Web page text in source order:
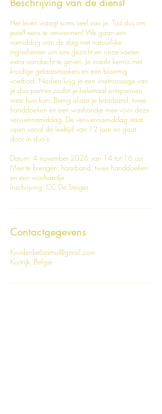
Het leven vraagt soms veel van je. Tijd dus om
jezelf eens te verwennen! We gaan een
namiddag aan de slag met natuurlijke
ingrediënten om ons gezicht en onze voeten
extra aandacht te geven. Je maakt kennis met
kruidige gelaatsmaskers en een bloemig
voetbad. Nadien krijg je een voetmassage van
je duo-partner zodat je helemaal ontspannen
naar huis kan. Breng alvast je haarband, twee
handdoeken en een washandje mee voor deze
verwennamiddag. De verwennamiddag staat
open vanaf de leeftijd van 12 jaar en gaat
door in duo's.
Datum: 4 november 2026 van 14 tot 16 uur
Mee te brengen: haarband, twee handdoeken
en een washandje
Inschrijving: CC De Steiger
Contactgegevens
Kruidenbelisama@gmail.com
Kortrijk, België